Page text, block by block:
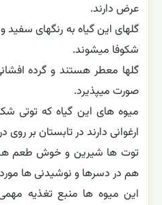
عرض دارند.
گلهای این گیاه به رنگهای سفید
شکوفا میشوند.
گلها معطر هستند و گرده
صورت میپذیرد.
میوه های این گیاه که توتی
ارغوانی دارند در تابستان بر
توت ها شیرین و خوش طعم
هم در دسرها و نوشیدنی ها
این میوه ها منبع تغذیه مهمی